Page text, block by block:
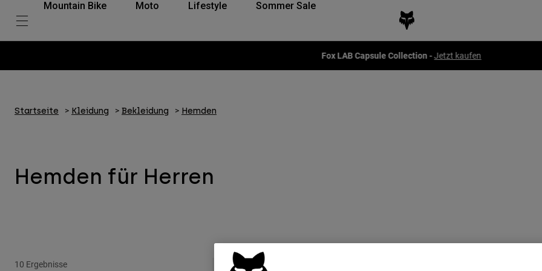
Mountain Bike Moto Lifestyle Sommer Sale
Fox LAB Capsule Collection -Jetzt kaufen
Startseite Kleidung Bekleidung Hemden
Hemden für Herren
10 Ergebnisse